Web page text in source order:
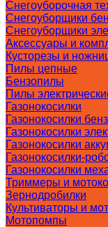
Снегоуборочная
Снегоуборщики
Снегоуборщики
Аксессуары и
Кусторезы и
Пилы цепные
Бензопилы
Пилы
Газонокосилки
Газонокосилки
Газонокосилки
Газонокосилки
Газонокосилки-
Газонокосилки
Триммеры и
Зернодробилки
Культиваторы и
Мотопомпы